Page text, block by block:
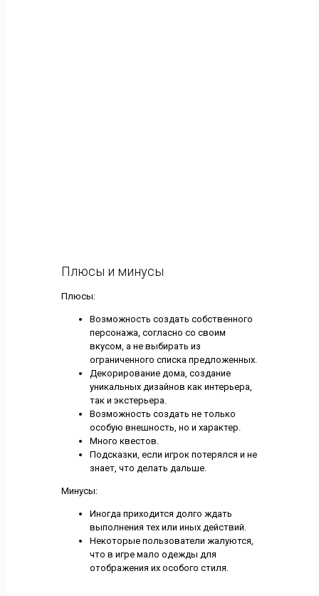
Плюсы и минусы
Плюсы:
Возможность создать собственного
персонажа, согласно со своим
вкусом, а не выбирать из
ограниченного списка предложенных.
Декорирование дома, создание
уникальных дизайнов как интерьера,
так и экстерьера.
Возможность создать не только
особую внешность, но и характер.
Много квестов.
Подсказки, если игрок потерялся и не
знает, что делать дальше.
Минусы:
Иногда приходится долго ждать
выполнения тех или иных действий.
Некоторые пользователи жалуются,
что в игре мало одежды для
отображения их особого стиля.